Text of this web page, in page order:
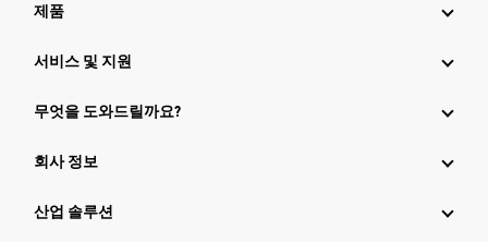
제품
서비스 및 지원
무엇을 도와드릴까요?
회사 정보
산업 솔루션